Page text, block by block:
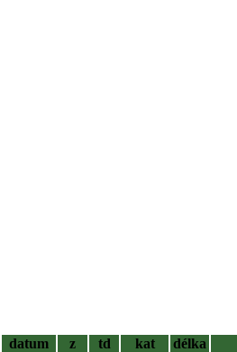
datum
z td kat délka